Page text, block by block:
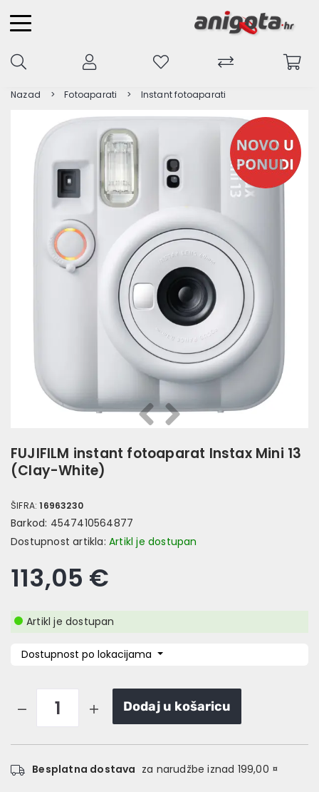
Nazad Fotoaparati Instant fotoaparati
PrethodnaSlijedeća
FUJIFILM instant fotoaparat Instax Mini 13
(Clay-White)
ŠIFRA:16963230
Barkod: 4547410564877
Dostupnost artikla: Artikl je dostupan
113,05 €
Artikl je dostupan
Dostupnost po lokacijama
Dodaj u košaricu
Besplatna dostava za narudžbe iznad 199,00 ¤